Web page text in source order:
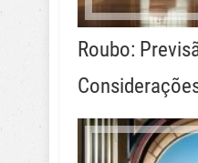
Roubo: